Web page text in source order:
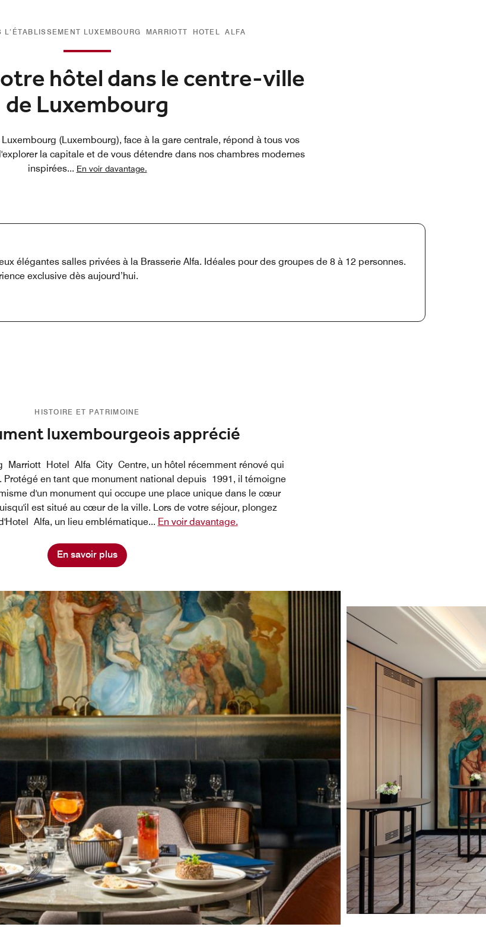
L’ÉTABLISSEMENT LUXEMBOURG MARRIOTT HOTEL ALFA
hôtel dans le centre-ville
de Luxembourg
(Luxembourg), face à la gare centrale, répond à tous vos
la capitale et de vous détendre dans nos chambres modernes
inspirées... En voir davantage.
élégantes salles privées à la Brasserie Alfa. Idéales pour des groupes de 8 à 12 personnes.
exclusive dès aujourd’hui.
HISTOIRE ET PATRIMOINE
luxembourgeois apprécié
Marriott Hotel Alfa City Centre, un hôtel récemment rénové qui
Protégé en tant que monument national depuis 1991, il témoigne
d'un monument qui occupe une place unique dans le cœur
est situé au cœur de la ville. Lors de votre séjour, plongez
Alfa, un lieu emblématique... En voir davantage.
En savoir plus